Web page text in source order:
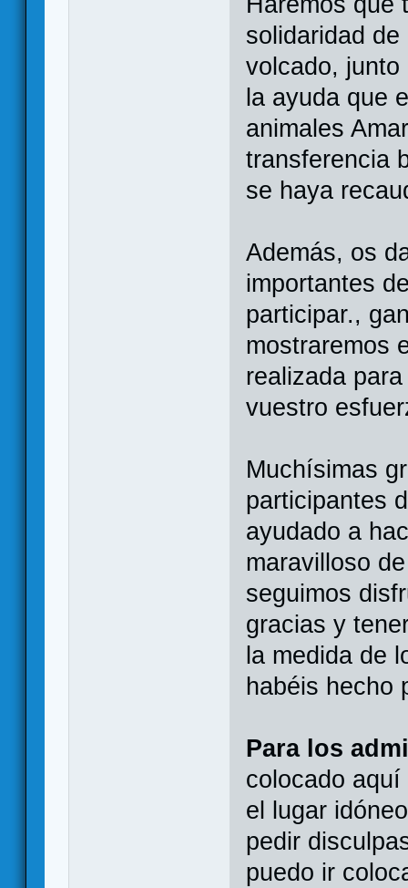
solidaridad
volcado,
la ayuda que
animales
transferencia
se haya
Además, os
importantes
participar.,
mostraremos
realizada
vuestro
Muchísimas
participantes
ayudado a
maravilloso
seguimos
gracias y
la medida de
habéis hecho
Para los
colocado
el lugar
pedir
puedo ir